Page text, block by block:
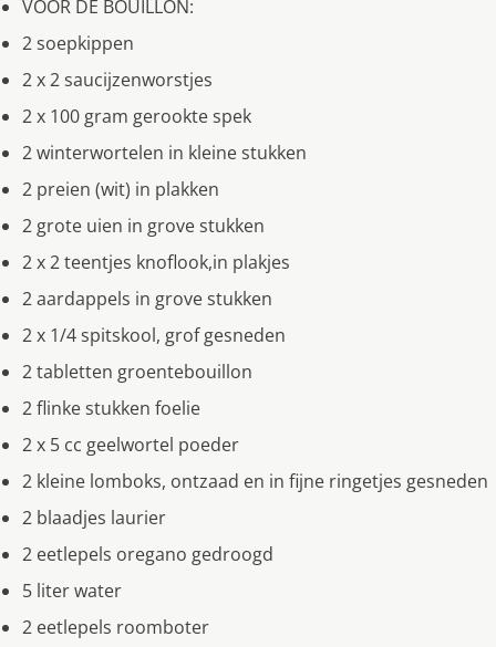
VOOR DE BOUILLON:
2 soepkippen
2 x 2 saucijzenworstjes
2 x 100 gram gerookte spek
2 winterwortelen in kleine stukken
2 preien (wit) in plakken
2 grote uien in grove stukken
2 x 2 teentjes knoflook,in plakjes
2 aardappels in grove stukken
2 x 1/4 spitskool, grof gesneden
2 tabletten groentebouillon
2 flinke stukken foelie
2 x 5 cc geelwortel poeder
2 kleine lomboks, ontzaad en in fijne ringetjes gesneden
2 blaadjes laurier
2 eetlepels oregano gedroogd
5 liter water
2 eetlepels roomboter